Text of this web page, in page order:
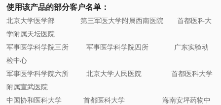
使用该产品的部分客户名单：
北京大学医学部 第三军医大学附属西南医院 首都医科大
学附属天坛医院
军事医学科学院三所 军事医学科学院四所 广东实验动
检中心
军事医学科学院六所 北京大学人民医院 首都医科大学
附属宣武医院
中国协和医科大学 首都医科大学 海南安坪药物中